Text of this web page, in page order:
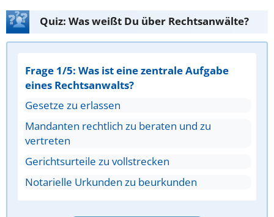
Quiz: Was weißt Du über Rechtsanwälte?
Frage 1/5: Was ist eine zentrale Aufgabe
eines Rechtsanwalts?
Gesetze zu erlassen
Mandanten rechtlich zu beraten und zu
vertreten
Gerichtsurteile zu vollstrecken
Notarielle Urkunden zu beurkunden